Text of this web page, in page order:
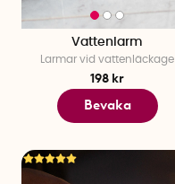
Vattenlarm
Larmar vid vattenläckage
198 kr
Bevaka